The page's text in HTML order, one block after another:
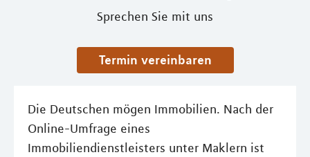
Sprechen Sie mit uns
Termin vereinbaren
Die Deutschen mögen Immobilien. Nach der
Online-Umfrage eines
Immobiliendienstleisters unter Maklern ist